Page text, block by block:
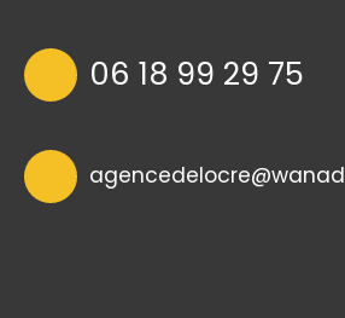
06 18 99 29 75
agencedelocre@wanad